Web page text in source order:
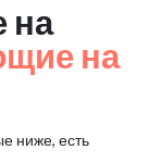
на
на
ниже, есть